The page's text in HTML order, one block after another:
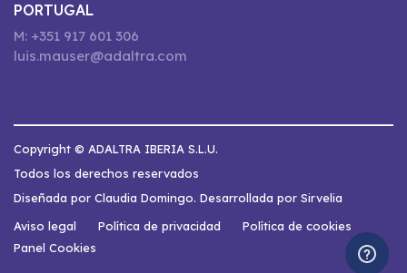
PORTUGAL
M: +351 917 601 306
luis.mauser@adaltra.com
Copyright © ADALTRA IBERIA S.L.U.
Todos los derechos reservados
Diseñada por Claudia Domingo. Desarrollada por Sirvelia
Aviso legal
Política de privacidad
Política de cookies
Panel Cookies